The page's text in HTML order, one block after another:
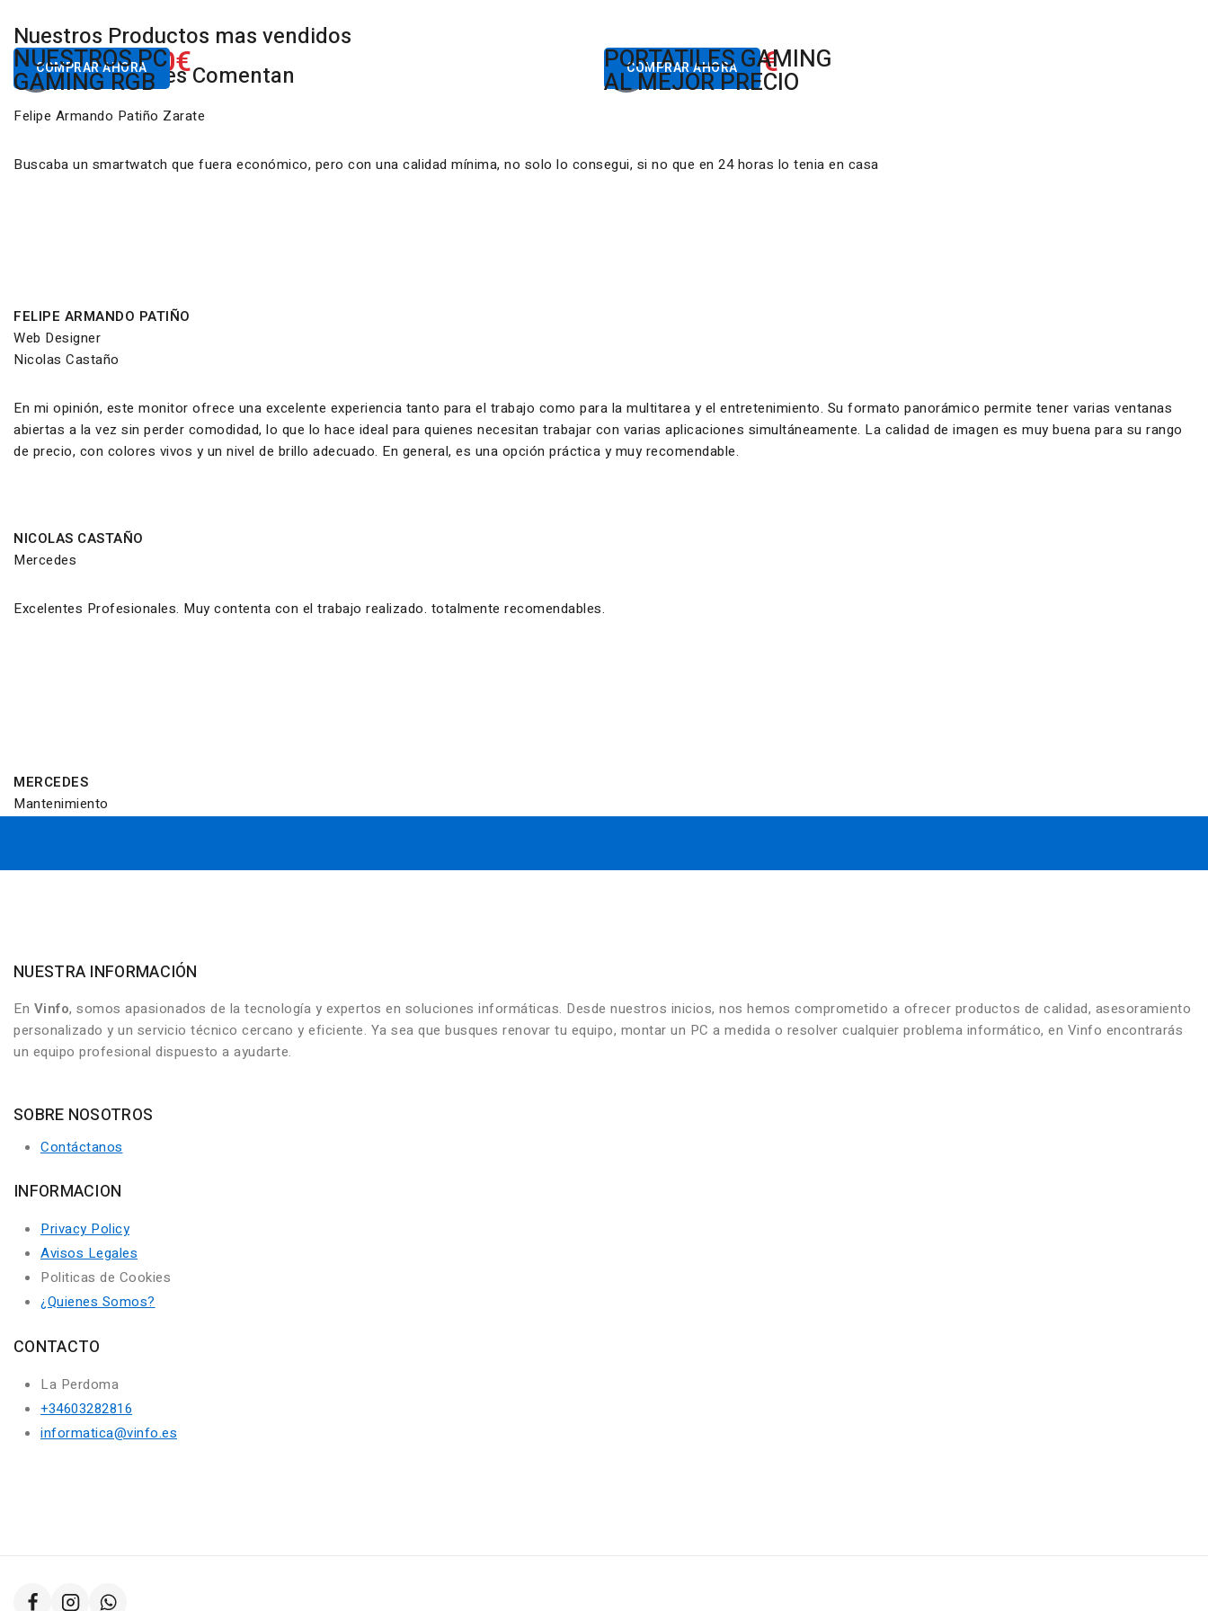
Nuestros Productos mas vendidos
Desde650.00€
COMPRAR AHORA
NUESTROS PC
GAMING RGB
Desde822.00€
COMPRAR AHORA
PORTATILES GAMING
AL MEJOR PRECIO
Nuestros Clientes Comentan
Felipe Armando Patiño Zarate
Buscaba un smartwatch que fuera económico, pero con una calidad mínima, no solo lo consegui, si no que en 24 horas lo tenia en casa
FELIPE ARMANDO PATIÑO
Web Designer
Nicolas Castaño
En mi opinión, este monitor ofrece una excelente experiencia tanto para el trabajo como para la multitarea y el entretenimiento. Su formato panorámico permite tener varias ventanas
abiertas a la vez sin perder comodidad, lo que lo hace ideal para quienes necesitan trabajar con varias aplicaciones simultáneamente. La calidad de imagen es muy buena para su rango
de precio, con colores vivos y un nivel de brillo adecuado. En general, es una opción práctica y muy recomendable.
NICOLAS CASTAÑO
Mercedes
Excelentes Profesionales. Muy contenta con el trabajo realizado. totalmente recomendables.
MERCEDES
Mantenimiento
NUESTRA INFORMACIÓN
En Vinfo, somos apasionados de la tecnología y expertos en soluciones informáticas. Desde nuestros inicios, nos hemos comprometido a ofrecer productos de calidad, asesoramiento
personalizado y un servicio técnico cercano y eficiente. Ya sea que busques renovar tu equipo, montar un PC a medida o resolver cualquier problema informático, en Vinfo encontrarás
un equipo profesional dispuesto a ayudarte.
SOBRE NOSOTROS
Contáctanos
INFORMACION
Privacy Policy
Avisos Legales
Politicas de Cookies
¿Quienes Somos?
CONTACTO
La Perdoma
+34603282816
informatica@vinfo.es